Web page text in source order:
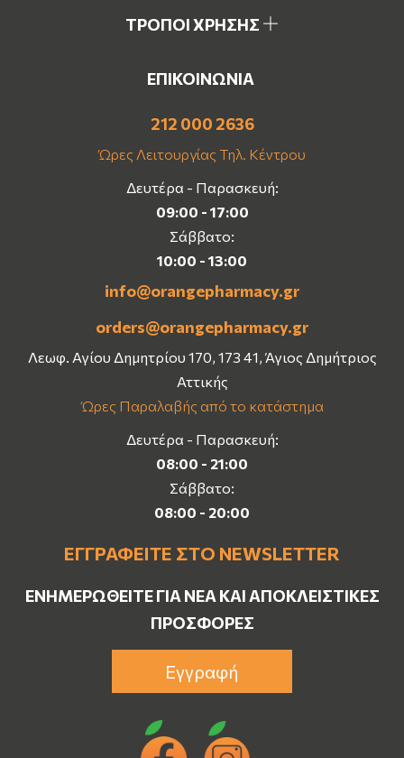
ΤΡΟΠΟΙ ΧΡΗΣΗΣ
ΕΠΙΚΟΙΝΩΝΙΑ
212 000 2636
Ώρες Λειτουργίας Τηλ. Κέντρου
Δευτέρα - Παρασκευή:
09:00 - 17:00
Σάββατο:
10:00 - 13:00
info@orangepharmacy.gr
orders@orangepharmacy.gr
Λεωφ. Αγίου Δημητρίου 170, 173 41, Άγιος Δημήτριος
Αττικής
Ώρες Παραλαβής από το κατάστημα
Δευτέρα - Παρασκευή:
08:00 - 21:00
Σάββατο:
08:00 - 20:00
ΕΓΓΡΑΦΕΊΤΕ ΣΤΟ NEWSLETTER
ΕΝΗΜΕΡΩΘΕΊΤΕ ΓΙΑ ΝΈΑ ΚΑΙ ΑΠΟΚΛΕΙΣΤΙΚΈΣ
ΠΡΟΣΦΟΡΈΣ
Εγγραφή